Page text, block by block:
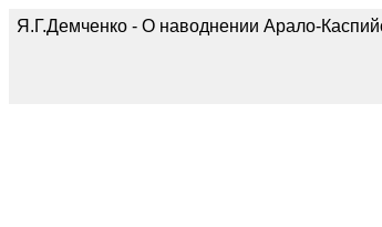
Я.Г.Демченко - О наводнении Арало-